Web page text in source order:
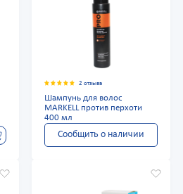
2 отзыва
Шампунь для волос
MARKELL против перхоти
400 мл
Сообщить о наличии